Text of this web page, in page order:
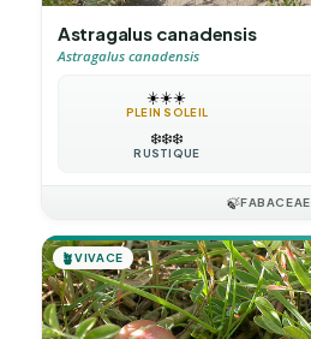
Astragalus canadensis
Astragalus canadensis
☀️☀️☀️
PLEIN SOLEIL
❄️❄️❄️
RUSTIQUE
🍃FABACEAE
🪴VIVACE